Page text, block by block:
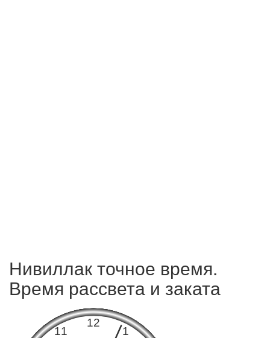
Нивиллак точное время.
Время рассвета и заката